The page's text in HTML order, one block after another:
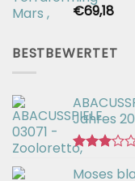
Bewertet
von 5
€69,18
BESTBEWERTET
Jahres
mit
Moses